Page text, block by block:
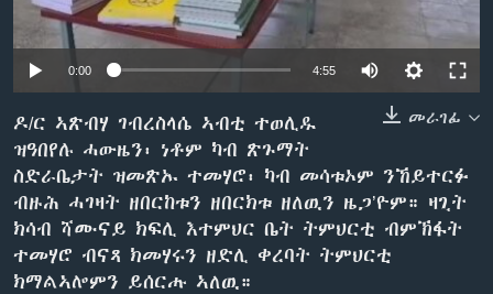
ቂሔ ጽልሚ
ቋንቋታት
0:00 4:55
መራገፊ
ዶ/ር ኣጽብሃ ገብረስላሴ ኣብቲ ተወሊዱ
ዝዓበየሉ ሓውዜን፡ ነቶም ካብ ጽጉማት
ስድራቤታት ዝመጽኡ ተመሃሮ፡ ካብ መሳቱኦም ንኸይተርፉ
ብዙሕ ሓገዛት ዘበርከቱን ዘበርክቱ ዘለዉን ዜጋ’ዮም። ዛጊት
ክሳብ ሻሙናይ ክፍሊ እተምህር ቤት ትምህርቲ ብምኽፋት
ተመሃሮ ብናጻ ክመሃሩን ዘድሊ ቀረባት ትምህርቲ
ክማልኣሎምን ይሰርሑ ኣለዉ።